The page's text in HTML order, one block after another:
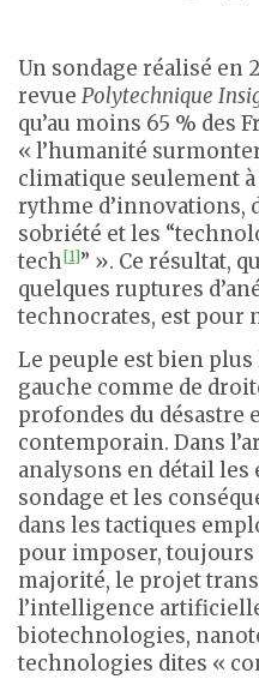
Un sondage réalisé en
revue Polytechnique
qu’au moins 65 % des
« l’humanité
climatique seulement
rythme d’innovations,
sobriété et les
tech[1]” ». Ce résultat,
quelques ruptures
technocrates, est pour
Le peuple est bien
gauche comme de
profondes du
contemporain. Dans
analysons en détail les
sondage et les
dans les tactiques
pour imposer,
majorité, le projet
l’intelligence
biotechnologies,
technologies dites «